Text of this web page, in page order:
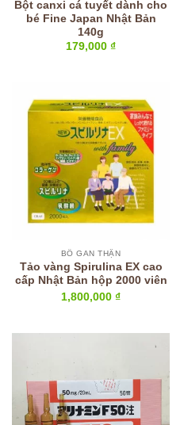
Bột canxi cá tuyết dành cho
bé Fine Japan Nhật Bản
140g
179,000 ₫
BỔ GAN THẬN
Tảo vàng Spirulina EX cao
cấp Nhật Bản hộp 2000 viên
1,800,000 ₫